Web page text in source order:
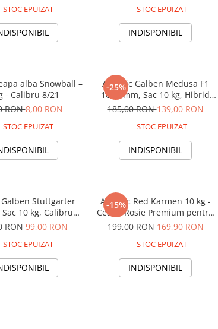
STOC EPUIZAT STOC EPUIZAT
INDISPONIBIL
alba Snowball –
- Calibru 8/21
RON8,00 RON
STOC EPUIZAT
-25%
Arpagic Galben Medusa F1
16/21mm, Sac 10 kg, Hibrid
Profesional cu Depozitare
185,00 RON139,00 RON
STOC EPUIZAT
INDISPONIBIL
Stuttgarter
10 kg, Calibru
mm, Klastorf
RON99,00 RON
STOC EPUIZAT
-15%
Arpagic Red Karmen 10 kg -
Ceapa Rosie Premium pentru
Productii Bogate si Rezistente
199,00 RON169,90 RON
STOC EPUIZAT
INDISPONIBIL